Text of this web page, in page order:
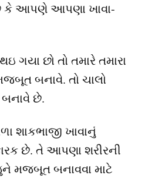
કે આપણે આપણા ખાવા-
ગયા છો તો તમારે તમારા
બનાવે. તો ચાલો
છે.
શાકભાજી ખાવાનું
છે. તે આપણા શરીરની
મજબૂત બનાવવા માટે